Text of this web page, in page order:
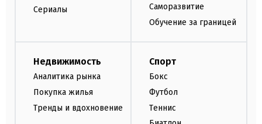
Сериалы
Саморазвитие
Обучение за границей
Недвижимость
Аналитика рынка
Покупка жилья
Тренды и вдохновение
Спорт
Бокс
Футбол
Теннис